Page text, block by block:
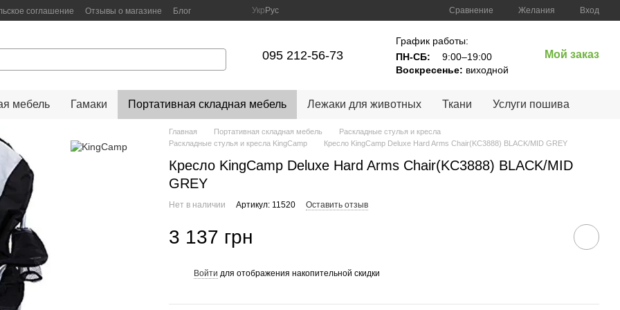
соглашение Отзывы о магазине Блог Укр Рус Сравнение Желания Вход
095 212-56-73
График работы:
ПН-СБ:
9:00–19:00
Воскресенье: виходной
Мой заказ
мебель Гамаки Портативная складная мебель Лежаки для животных Ткани Услуги пошива
Главная Портативная складная мебель
Раскладные стулья и кресла
Раскладные стулья и кресла KingCamp
Кресло KingCamp Deluxe Hard Arms Chair(KC3888) BLACK/MID GREY
Кресло KingCamp Deluxe Hard Arms Chair(KC3888) BLACK/MID
GREY
Нет в наличии Артикул: 11520 Оставить отзыв
3 137 грн
Войти для отображения накопительной скидки